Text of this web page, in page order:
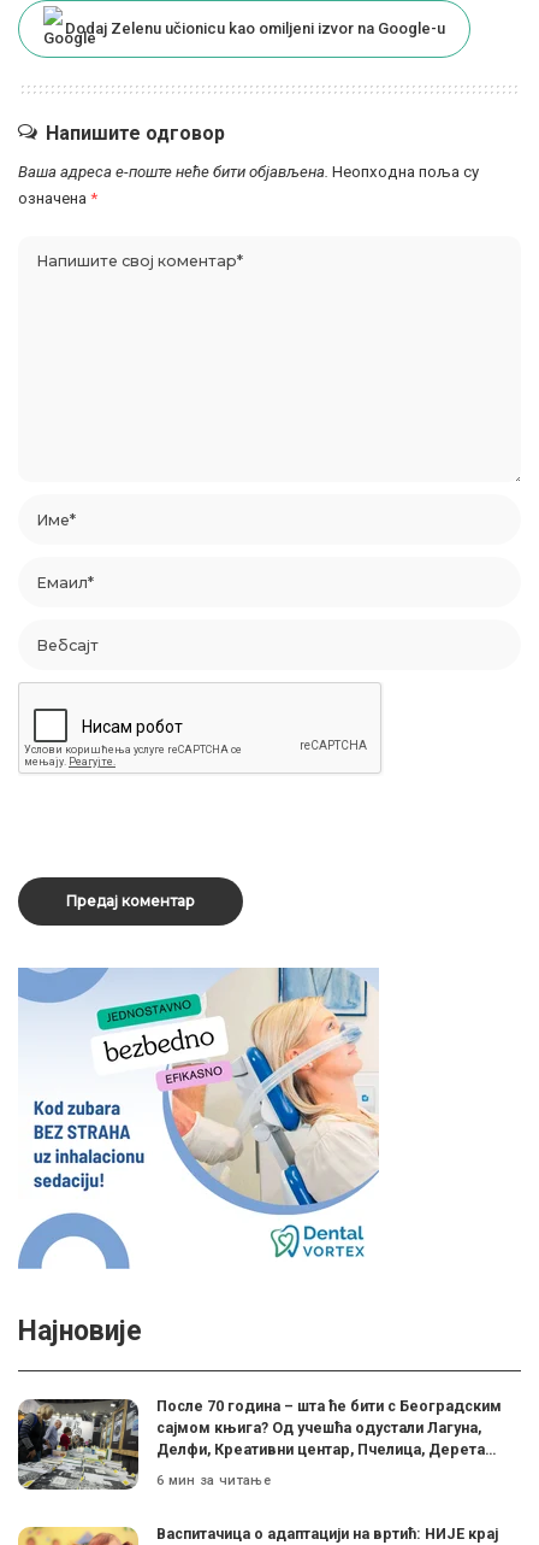
Dodaj Zelenu učionicu kao omiljeni izvor na Google-u
Напишите одговор
Ваша адреса е-поште неће бити објављена. Неопходна поља су
означена *
Најновије
После 70 година – шта ће бити с Београдским
сајмом књига? Од учешћа одустали Лагуна,
Делфи, Креативни центар, Пчелица, Дерета…
6 мин за читање
Васпитачица о адаптацији на вртић: НИЈЕ крај